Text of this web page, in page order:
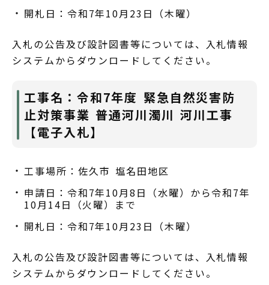
開札日：令和7年10月23日（木曜）
入札の公告及び設計図書等については、入札情報
システムからダウンロードしてください。
工事名：令和7年度 緊急自然災害防
止対策事業 普通河川濁川 河川工事
【電子入札】
工事場所：佐久市 塩名田地区
申請日：令和7年10月8日（水曜）から令和7年
10月14日（火曜）まで
開札日：令和7年10月23日（木曜）
入札の公告及び設計図書等については、入札情報
システムからダウンロードしてください。